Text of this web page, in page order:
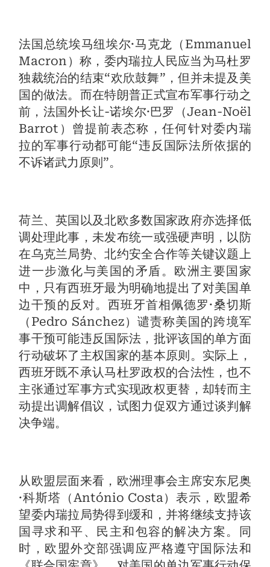
法国总统埃马纽埃尔·马克龙（Emmanuel
Macron）称，委内瑞拉人民应当为马杜罗
独裁统治的结束“欢欣鼓舞”，但并未提及美
国的做法。而在特朗普正式宣布军事行动之
前，法国外长让-诺埃尔·巴罗（Jean-Noël
Barrot）曾提前表态称，任何针对委内瑞
拉的军事行动都可能“违反国际法所依据的
不诉诸武力原则”。
荷兰、英国以及北欧多数国家政府亦选择低
调处理此事，未发布统一或强硬声明，以防
在乌克兰局势、北约安全合作等关键议题上
进一步激化与美国的矛盾。欧洲主要国家
中，只有西班牙最为明确地提出了对美国单
边干预的反对。西班牙首相佩德罗·桑切斯
（Pedro Sánchez）谴责称美国的跨境军
事干预可能违反国际法，批评该国的单方面
行动破坏了主权国家的基本原则。实际上，
西班牙既不承认马杜罗政权的合法性，也不
主张通过军事方式实现政权更替，却转而主
动提出调解倡议，试图力促双方通过谈判解
决争端。
从欧盟层面来看，欧洲理事会主席安东尼奥
·科斯塔（António Costa）表示，欧盟希
望委内瑞拉局势得到缓和，并将继续支持该
国寻求和平、民主和包容的解决方案。同
时，欧盟外交部强调应严格遵守国际法和